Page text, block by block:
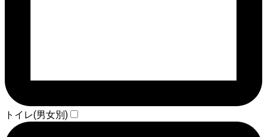
トイレ(男女別)